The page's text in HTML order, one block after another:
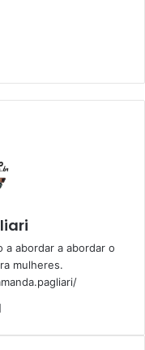
a abordar a abordar o
mulheres.